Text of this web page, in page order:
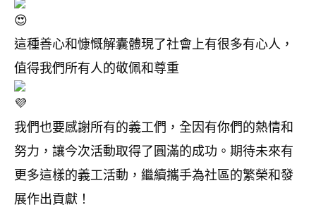
這種善心和慷慨解囊體現了社會上有很多有心人，
值得我們所有人的敬佩和尊重
我們也要感謝所有的義工們，全因有你們的熱情和
努力，讓今次活動取得了圓滿的成功。期待未來有
更多這樣的義工活動，繼續攜手為社區的繁榮和發
展作出貢獻！